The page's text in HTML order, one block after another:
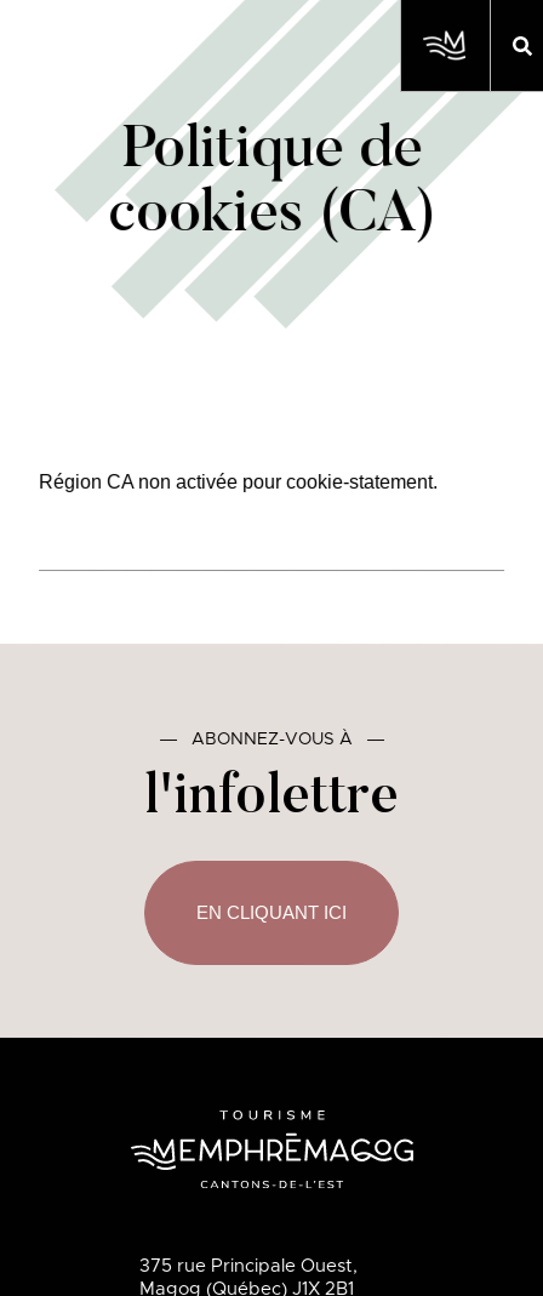
Politique de
cookies (CA)
Région CA non activée pour cookie-statement.
― ABONNEZ-VOUS À ―
l'infolettre
EN CLIQUANT ICI
375 rue Principale Ouest,
Magog (Québec) J1X 2B1